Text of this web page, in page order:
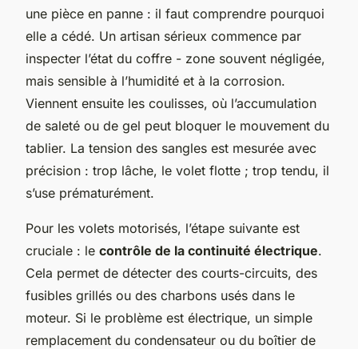
une pièce en panne : il faut comprendre pourquoi
elle a cédé. Un artisan sérieux commence par
inspecter l’état du coffre - zone souvent négligée,
mais sensible à l’humidité et à la corrosion.
Viennent ensuite les coulisses, où l’accumulation
de saleté ou de gel peut bloquer le mouvement du
tablier. La tension des sangles est mesurée avec
précision : trop lâche, le volet flotte ; trop tendu, il
s’use prématurément.
Pour les volets motorisés, l’étape suivante est
cruciale : le contrôle de la continuité électrique.
Cela permet de détecter des courts-circuits, des
fusibles grillés ou des charbons usés dans le
moteur. Si le problème est électrique, un simple
remplacement du condensateur ou du boîtier de